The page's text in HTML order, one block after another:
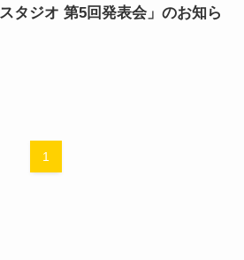
タジオ 第5回発表会」のお知ら
1